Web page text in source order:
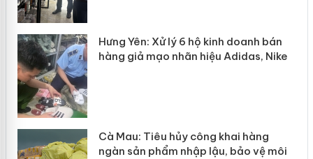
Hưng Yên: Xử lý 6 hộ kinh doanh bán
hàng giả mạo nhãn hiệu Adidas, Nike
Cà Mau: Tiêu hủy công khai hàng
ngàn sản phẩm nhập lậu, bảo vệ môi